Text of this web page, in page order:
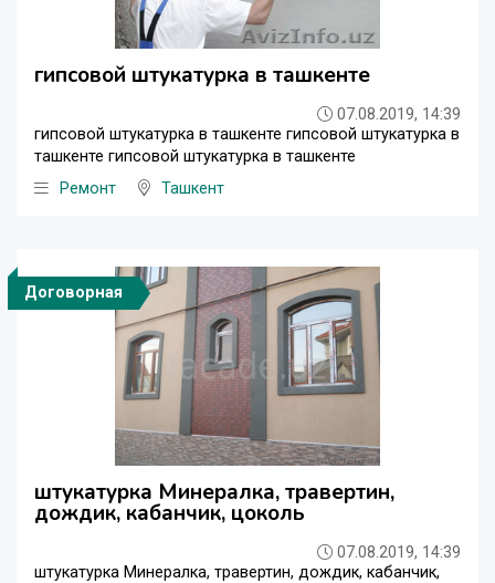
гипсовой штукатурка в ташкенте
07.08.2019, 14:39
гипсовой штукатурка в ташкенте гипсовой штукатурка в
ташкенте гипсовой штукатурка в ташкенте
Ремонт
Ташкент
Договорная
штукатурка Минералка, травертин,
дождик, кабанчик, цоколь
07.08.2019, 14:39
штукатурка Минералка, травертин, дождик, кабанчик,